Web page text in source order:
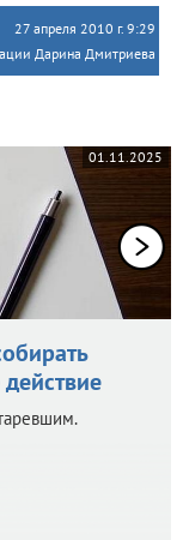
27 апреля 2010 г. 9:29
Дарина Дмитриева
01.11.2025